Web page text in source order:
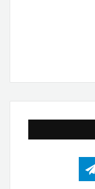
تلگرام